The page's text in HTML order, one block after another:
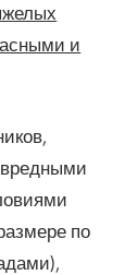
и
вредными
по